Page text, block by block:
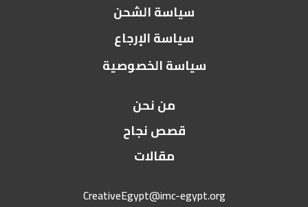
سياسة الشحن
سياسة الإرجاع
سياسة الخصوصية
من نحن
قصص نجاح
مقالات
CreativeEgypt@imc-egypt.org